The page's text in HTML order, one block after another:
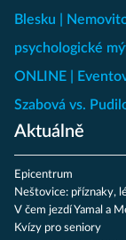
Blesku
psychologické
ONLINE
Szabová vs.
Aktuálně
Epicentrum
Neštovice: příznaky,
V čem jezdí Yamal a
Kvízy pro seniory